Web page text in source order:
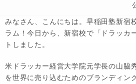
みなさん、こんにちは。早稲田塾新宿
ラム！今日から、新宿校で「ドラッカ
トしました。
米ドラッカー経営大学院元学長の山脇
を世界に売り込むためのブランディン